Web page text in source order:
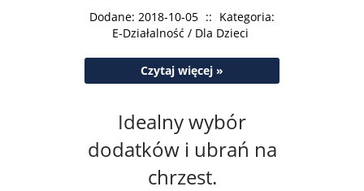
Dodane: 2018-10-05 :: Kategoria:
E-Działalność / Dla Dzieci
Czytaj więcej »
Idealny wybór
dodatków i ubrań na
chrzest.